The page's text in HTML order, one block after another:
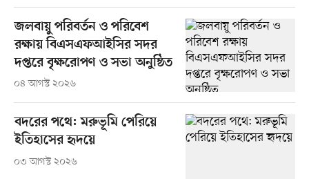
জলবায়ু পরিবর্তন ও পরিবেশ
রক্ষায় বিএসএফআইসির সদর
দপ্তরে বৃক্ষরোপণ ও সভা অনুষ্ঠিত
০৪ আগস্ট ২০২৬
বদরের পথে: মরুভূমি পেরিয়ে
ইতিহাসের হৃদয়ে
০৩ আগস্ট ২০২৬